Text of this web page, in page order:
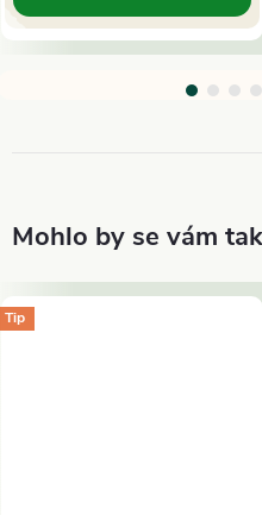
Tip